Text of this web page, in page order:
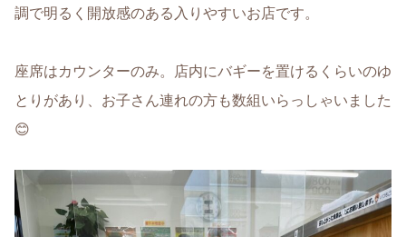
調で明るく開放感のある入りやすいお店です。
座席はカウンターのみ。店内にバギーを置けるくらいのゆ
とりがあり、お子さん連れの方も数組いらっしゃいました
😊